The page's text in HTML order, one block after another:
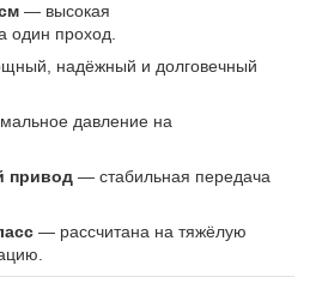
— высокая
один проход.
надёжный и долговечный
давление на
привод — стабильная передача
— рассчитана на тяжёлую